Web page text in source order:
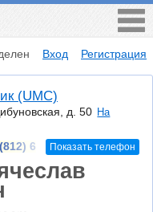
Вход Регистрация
(UMC)
д. 50 На
6 Показать телефон